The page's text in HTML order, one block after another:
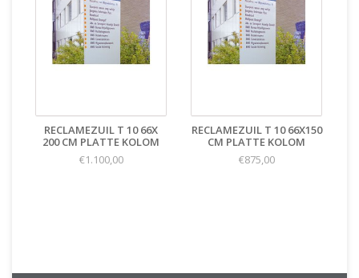
RECLAMEZUIL T 10 66X
200 CM PLATTE KOLOM
€1.100,00
RECLAMEZUIL T 10 66X150
CM PLATTE KOLOM
€875,00